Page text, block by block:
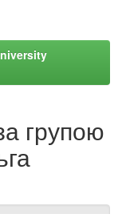
групою